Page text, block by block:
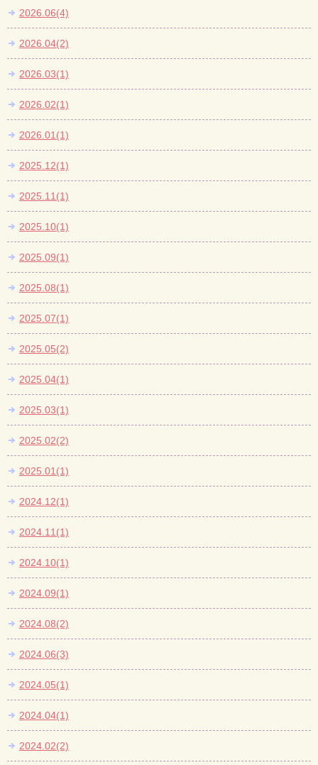
2026.06(4)
2026.04(2)
2026.03(1)
2026.02(1)
2026.01(1)
2025.12(1)
2025.11(1)
2025.10(1)
2025.09(1)
2025.08(1)
2025.07(1)
2025.05(2)
2025.04(1)
2025.03(1)
2025.02(2)
2025.01(1)
2024.12(1)
2024.11(1)
2024.10(1)
2024.09(1)
2024.08(2)
2024.06(3)
2024.05(1)
2024.04(1)
2024.02(2)